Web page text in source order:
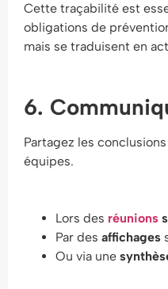
Cette traçabilité est
obligations de
mais se traduisent en
6.
Partagez les
équipes.
Lors des réunions
Par des affichages
Ou via une